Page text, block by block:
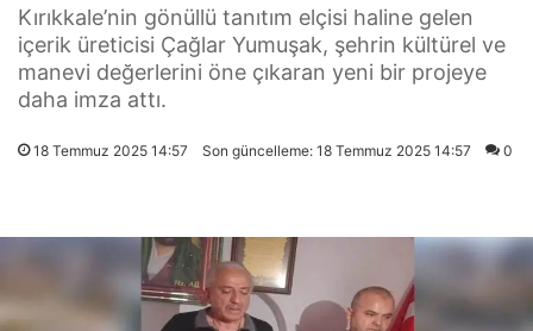
Kırıkkale’nin gönüllü tanıtım elçisi haline gelen
içerik üreticisi Çağlar Yumuşak, şehrin kültürel ve
manevi değerlerini öne çıkaran yeni bir projeye
daha imza attı.
18 Temmuz 2025 14:57 Son güncelleme: 18 Temmuz 2025 14:57 0